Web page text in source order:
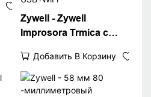
Zywell - Zywell
Improsora Trmica с
адаптера с помощью
80 -мм теплового
принтера ZY907 USB
Добавить В Корзину